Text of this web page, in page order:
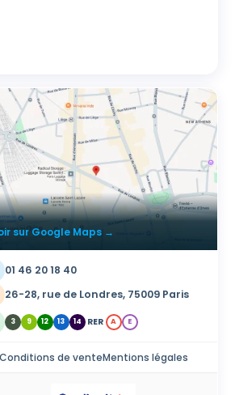
sur Google Maps →
01 46 20 18 40
26-28, rue de Londres, 75009 Paris
3 9 12 13 14 RER A E
Conditions de venteMentions légales